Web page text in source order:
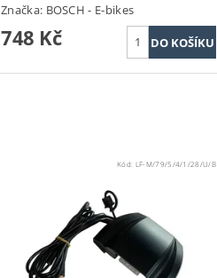
Značka: BOSCH - E-bikes
748 Kč
Kód: LF-M/79/5/4/1/28/U/B